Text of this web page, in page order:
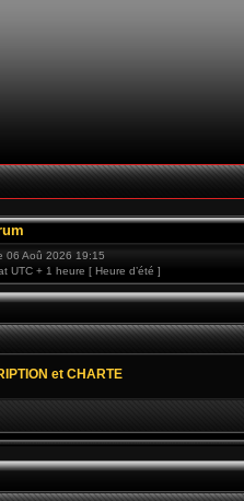
06 Aoû 2026 19:15
UTC + 1 heure [ Heure d’été ]
et CHARTE